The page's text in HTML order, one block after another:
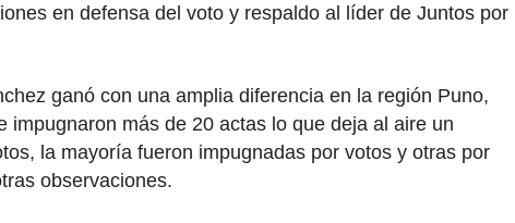
en defensa del voto y respaldo al líder de Juntos por
ganó con una amplia diferencia en la región Puno,
impugnaron más de 20 actas lo que deja al aire un
la mayoría fueron impugnadas por votos y otras por
observaciones.